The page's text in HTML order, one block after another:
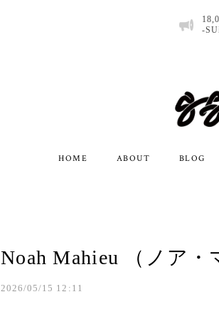
-
HOME ABOUT BLOG
Noah Mahieu （ノア
2026/05/15 12:11